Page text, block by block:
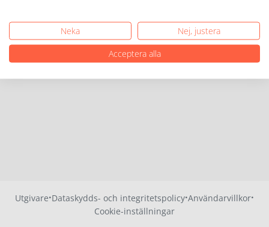
Utgivare·Dataskydds- och integritetspolicy·Användarvillkor·
Cookie-inställningar
Neka
Nej, justera
Acceptera alla